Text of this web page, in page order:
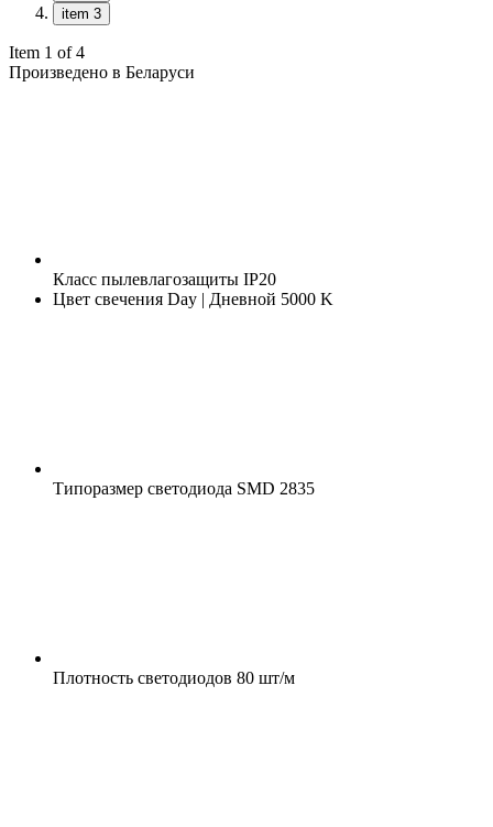
item 3
Item 1 of 4
Произведено в Беларуси
Класс пылевлагозащиты IP20
Цвет свечения Day | Дневной 5000 K
Типоразмер светодиода SMD 2835
Плотность светодиодов 80 шт/м